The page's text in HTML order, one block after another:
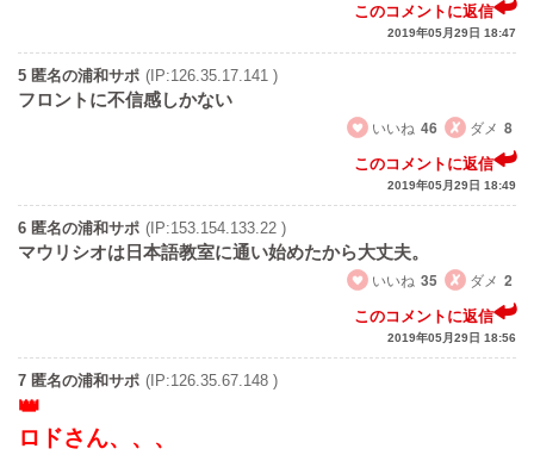
このコメントに返信
2019年05月29日 18:47
5 匿名の浦和サポ (IP:126.35.17.141 )
フロントに不信感しかない
いいね 46 ダメ 8
このコメントに返信
2019年05月29日 18:49
6 匿名の浦和サポ (IP:153.154.133.22 )
マウリシオは日本語教室に通い始めたから大丈夫。
いいね 35 ダメ 2
このコメントに返信
2019年05月29日 18:56
7 匿名の浦和サポ (IP:126.35.67.148 )
ロドさん、、、